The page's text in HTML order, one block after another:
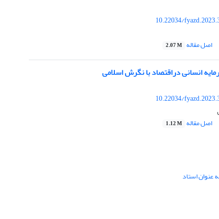
10.22034/
اصل مقاله 2.07 M
انسانی دراقتصاد با نگرش اسلامی
10.22034/
اصل مقاله 1.12 M
عنوان استاد